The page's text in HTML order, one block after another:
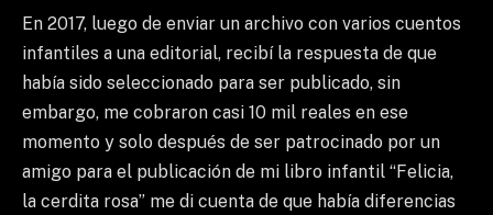
En 2017, luego de enviar un archivo con varios cuentos
infantiles a una editorial, recibí la respuesta de que
había sido seleccionado para ser publicado, sin
embargo, me cobraron casi 10 mil reales en ese
momento y solo después de ser patrocinado por un
amigo para el publicación de mi libro infantil “Felicia,
la cerdita rosa” me di cuenta de que había diferencias